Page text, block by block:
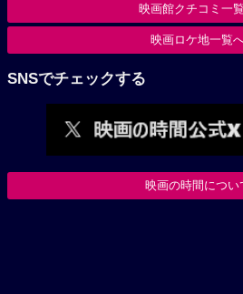
映画館クチコミ一
映画ロケ地一覧
SNSでチェックする
映画の時間につい